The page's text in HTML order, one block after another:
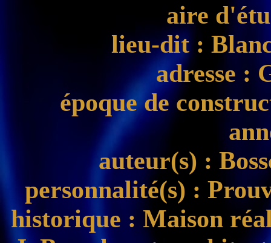
aire
lieu-dit:
adresse :
époque de
auteur(s) :
personnalité(s) :
historique : Maison